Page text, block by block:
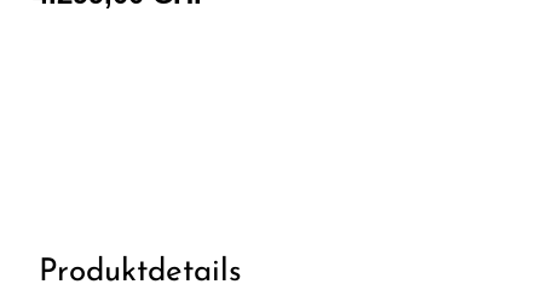
Produktdetails